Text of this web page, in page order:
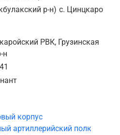
р-н) с. Цинцкаро
РВК, Грузинская
н
корпус
артиллерийский полк